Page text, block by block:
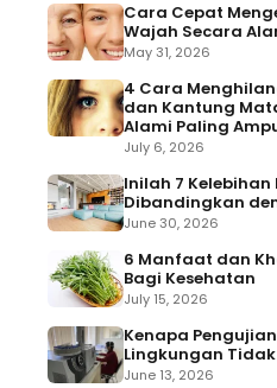
Cara Cepat
Wajah Secara
May 31, 2026
4 Cara
dan Kantung
Alami Paling
July 6, 2026
Inilah 7 Kelebihan
Dibandingkan
June 30, 2026
6 Manfaat dan
Bagi Kesehatan
July 15, 2026
Kenapa
Lingkungan
June 13, 2026